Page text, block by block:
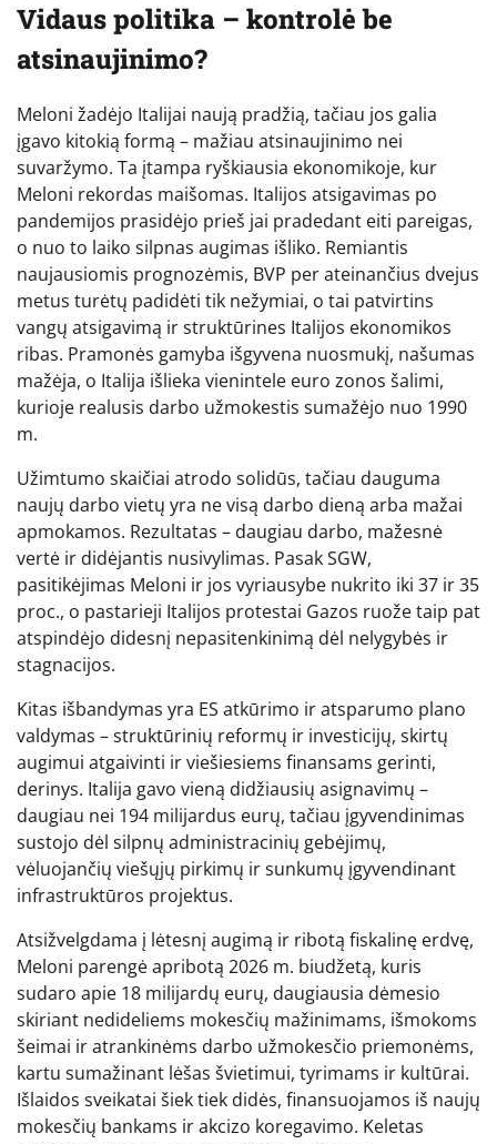
Vidaus politika – kontrolė be
atsinaujinimo?
Meloni žadėjo Italijai naują pradžią, tačiau jos galia
įgavo kitokią formą – mažiau atsinaujinimo nei
suvaržymo. Ta įtampa ryškiausia ekonomikoje, kur
Meloni rekordas maišomas. Italijos atsigavimas po
pandemijos prasidėjo prieš jai pradedant eiti pareigas,
o nuo to laiko silpnas augimas išliko. Remiantis
naujausiomis prognozėmis, BVP per ateinančius dvejus
metus turėtų padidėti tik nežymiai, o tai patvirtins
vangų atsigavimą ir struktūrines Italijos ekonomikos
ribas. Pramonės gamyba išgyvena nuosmukį, našumas
mažėja, o Italija išlieka vienintele euro zonos šalimi,
kurioje realusis darbo užmokestis sumažėjo nuo 1990
m.
Užimtumo skaičiai atrodo solidūs, tačiau dauguma
naujų darbo vietų yra ne visą darbo dieną arba mažai
apmokamos. Rezultatas – daugiau darbo, mažesnė
vertė ir didėjantis nusivylimas. Pasak SGW,
pasitikėjimas Meloni ir jos vyriausybe nukrito iki 37 ir 35
proc., o pastarieji Italijos protestai Gazos ruože taip pat
atspindėjo didesnį nepasitenkinimą dėl nelygybės ir
stagnacijos.
Kitas išbandymas yra ES atkūrimo ir atsparumo plano
valdymas – struktūrinių reformų ir investicijų, skirtų
augimui atgaivinti ir viešiesiems finansams gerinti,
derinys. Italija gavo vieną didžiausių asignavimų –
daugiau nei 194 milijardus eurų, tačiau įgyvendinimas
sustojo dėl silpnų administracinių gebėjimų,
vėluojančių viešųjų pirkimų ir sunkumų įgyvendinant
infrastruktūros projektus.
Atsižvelgdama į lėtesnį augimą ir ribotą fiskalinę erdvę,
Meloni parengė apribotą 2026 m. biudžetą, kuris
sudaro apie 18 milijardų eurų, daugiausia dėmesio
skiriant nedideliems mokesčių mažinimams, išmokoms
šeimai ir atrankinėms darbo užmokesčio priemonėms,
kartu sumažinant lėšas švietimui, tyrimams ir kultūrai.
Išlaidos sveikatai šiek tiek didės, finansuojamos iš naujų
mokesčių bankams ir akcizo koregavimo. Keletas